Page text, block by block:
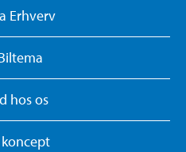
Erhverv
hos os
koncept